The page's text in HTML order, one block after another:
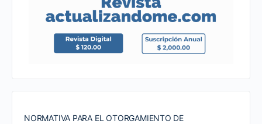
NORMATIVA PARA EL OTORGAMIENTO DE